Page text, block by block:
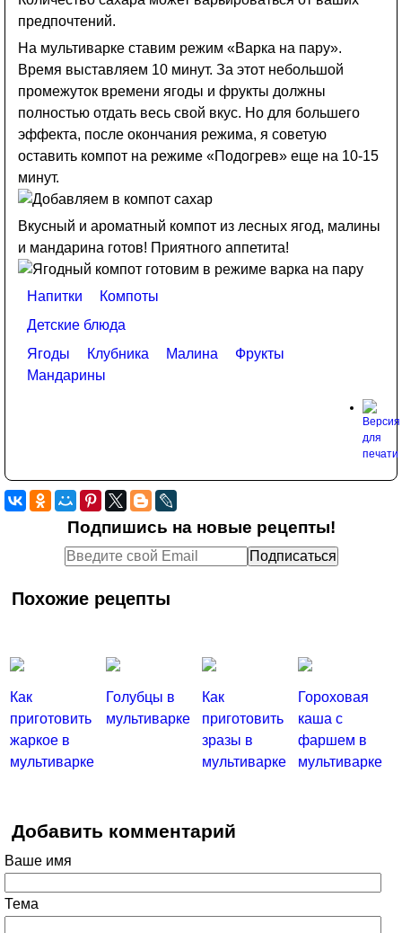
предпочтений.
На мультиварке ставим режим «Варка на пару».
Время выставляем 10 минут. За этот небольшой
промежуток времени ягоды и фрукты должны
полностью отдать весь свой вкус. Но для большего
эффекта, после окончания режима, я советую
оставить компот на режиме «Подогрев» еще на 10-15
минут.
Вкусный и ароматный компот из лесных ягод, малины
и мандарина готов! Приятного аппетита!
Напитки
Компоты
Детские блюда
Ягоды
Клубника Малина
Фрукты
Мандарины
Подпишись на новые рецепты!
Похожие рецепты
Как
приготовить
жаркое в
мультиварке
Голубцы в
мультиварке
Как
приготовить
зразы в
мультиварке
Гороховая
каша с
фаршем в
мультиварке
Добавить комментарий
Ваше имя
Тема